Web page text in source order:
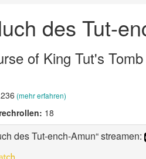
des Tut-
of King Tut's Tomb
(mehr erfahren)
18
des Tut-ench-Amun“ streamen: